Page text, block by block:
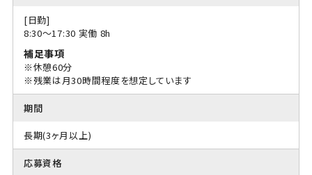
[日勤]
8:30〜17:30 実働 8h
補足事項
※休憩60分
※残業は月30時間程度を想定しています
期間
長期(3ヶ月以上)
応募資格